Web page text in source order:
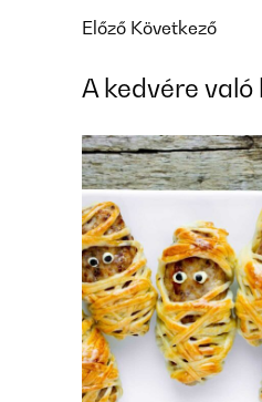
Előző Következő
A kedvére való